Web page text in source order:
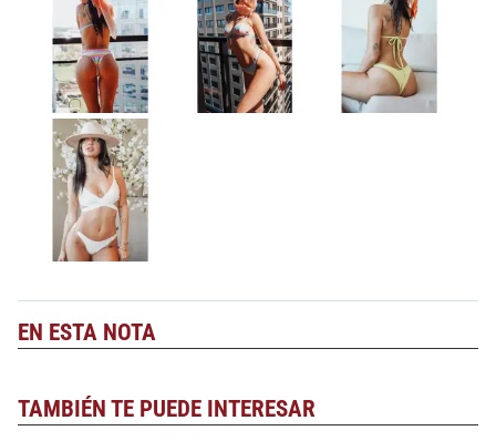
EN ESTA NOTA
TAMBIÉN TE PUEDE INTERESAR